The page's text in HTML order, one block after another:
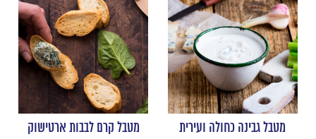
מטבל גבינה כחולה ועירית
מטבל קרם לבבות ארטישוק